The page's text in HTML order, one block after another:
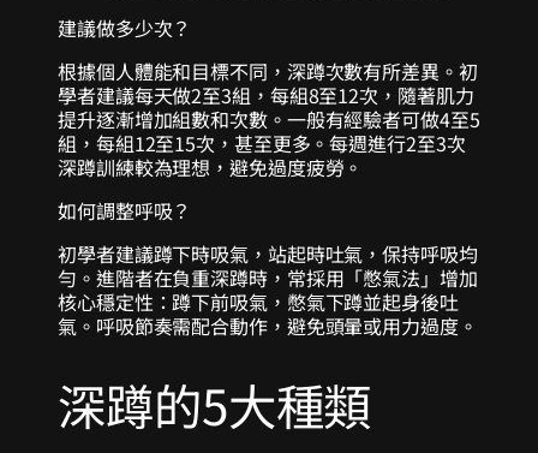
建議做多少次？
根據個人體能和目標不同，深蹲次數有所差異。初
學者建議每天做2至3組，每組8至12次，隨著肌力
提升逐漸增加組數和次數。一般有經驗者可做4至5
組，每組12至15次，甚至更多。每週進行2至3次
深蹲訓練較為理想，避免過度疲勞。
如何調整呼吸？
初學者建議蹲下時吸氣，站起時吐氣，保持呼吸均
勻。進階者在負重深蹲時，常採用「憋氣法」增加
核心穩定性：蹲下前吸氣，憋氣下蹲並起身後吐
氣。呼吸節奏需配合動作，避免頭暈或用力過度。
深蹲的5大種類